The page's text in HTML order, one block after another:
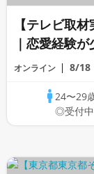
【テレビ取
｜恋愛経験
愛個別診断
オンライン 8/18
24〜29
◎受付中